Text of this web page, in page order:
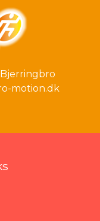
motion.dk